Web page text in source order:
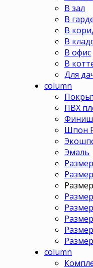
В зал
В
В
В
В офис
В
Для
column
ПВХ
Финиш
Шпон
Эмаль
Размер
column